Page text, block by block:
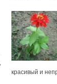
красивый и